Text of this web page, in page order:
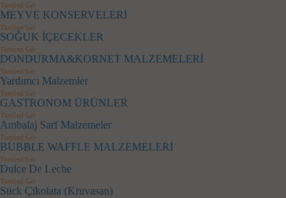
Tümünü Gör
MEYVE KONSERVELERİ
Tümünü Gör
SOĞUK İÇECEKLER
Tümünü Gör
DONDURMA&KORNET MALZEMELERİ
Tümünü Gör
Yardımcı Malzemler
Tümünü Gör
GASTRONOM ÜRÜNLER
Tümünü Gör
Ambalaj Sarf Malzemeler
Tümünü Gör
BUBBLE WAFFLE MALZEMELERİ
Tümünü Gör
Dulce De Leche
Tümünü Gör
Stick Çikolata (Kruvasan)